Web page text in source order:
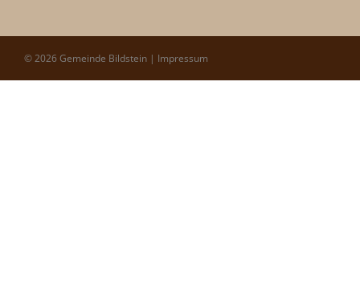
© 2026 Gemeinde Bildstein | Impressum